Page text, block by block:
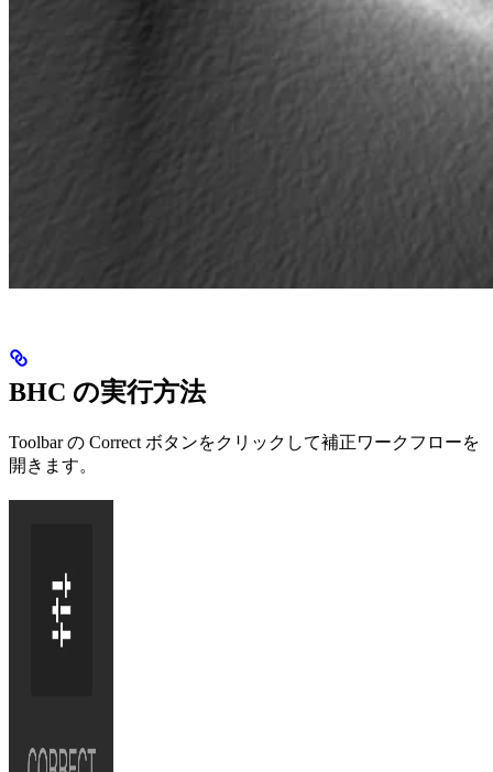
BHC の実行方法
Toolbar の Correct ボタンをクリックして補正ワークフローを
開きます。